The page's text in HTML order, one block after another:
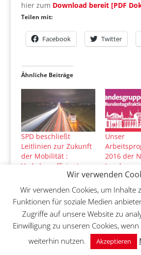
hier zum Download bereit [PDF
Teilen mit:
Facebook Twitter
Ähnliche Beiträge
SPD beschließt
Leitlinien zur Zukunft
der Mobilität :
Verkehre effizienter,
nachhaltiger gestalten
In "Arbeitsgruppe"
Unser
2016 der
In
Wir verwenden
Wir verwenden Cookies, um Inhalte
Funktionen für soziale Medien
Zugriffe auf unsere Website zu
Einwilligung zu unseren Cookies,
weiterhin nutzen.
Akzeptieren